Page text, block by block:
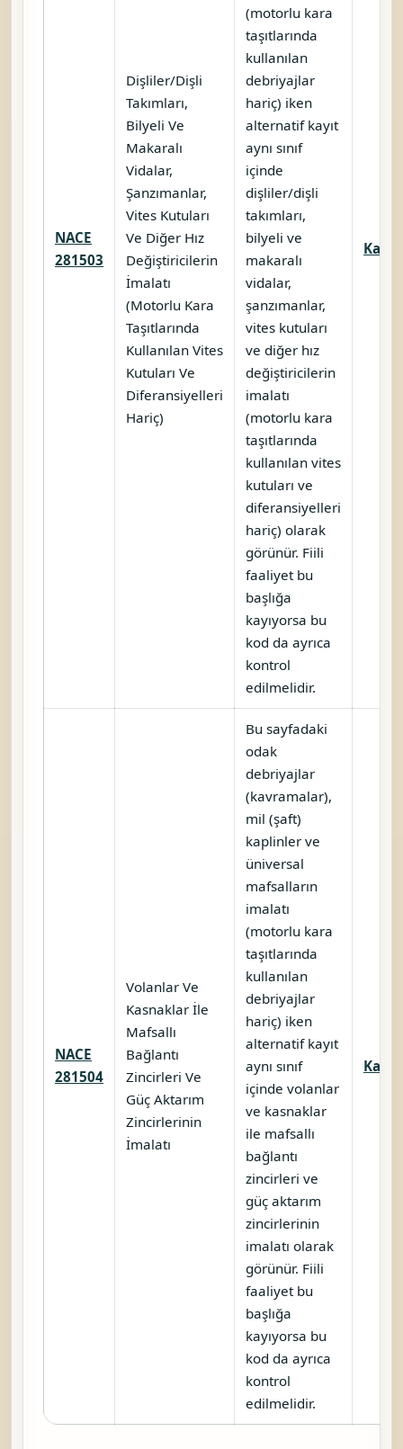
NACE
281503
Dişliler/Dişli
Takımları,
Bilyeli Ve
Makaralı
Vidalar,
Şanzımanlar,
Vites Kutuları
Ve Diğer Hız
Değiştiricilerin
İmalatı
(Motorlu Kara
Taşıtlarında
Kullanılan Vites
Kutuları Ve
Diferansiyelleri
Hariç)
(motorlu kara
taşıtlarında
kullanılan
debriyajlar
hariç) iken
alternatif kayıt
aynı sınıf
içinde
dişliler/dişli
takımları,
bilyeli ve
makaralı
vidalar,
şanzımanlar,
vites kutuları
ve diğer hız
değiştiricilerin
imalatı
(motorlu kara
taşıtlarında
kullanılan vites
kutuları ve
diferansiyelleri
hariç) olarak
görünür. Fiili
faaliyet bu
başlığa
kayıyorsa bu
kod da ayrıca
kontrol
edilmelidir.
NACE
281504
Volanlar Ve
Kasnaklar İle
Mafsallı
Bağlantı
Zincirleri Ve
Güç Aktarım
Zincirlerinin
İmalatı
Bu sayfadaki
odak
debriyajlar
(kavramalar),
mil (şaft)
kaplinler ve
üniversal
mafsalların
imalatı
(motorlu kara
taşıtlarında
kullanılan
debriyajlar
hariç) iken
alternatif kayıt
aynı sınıf
içinde volanlar
ve kasnaklar
ile mafsallı
bağlantı
zincirleri ve
güç aktarım
zincirlerinin
imalatı olarak
görünür. Fiili
faaliyet bu
başlığa
kayıyorsa bu
kod da ayrıca
kontrol
edilmelidir.